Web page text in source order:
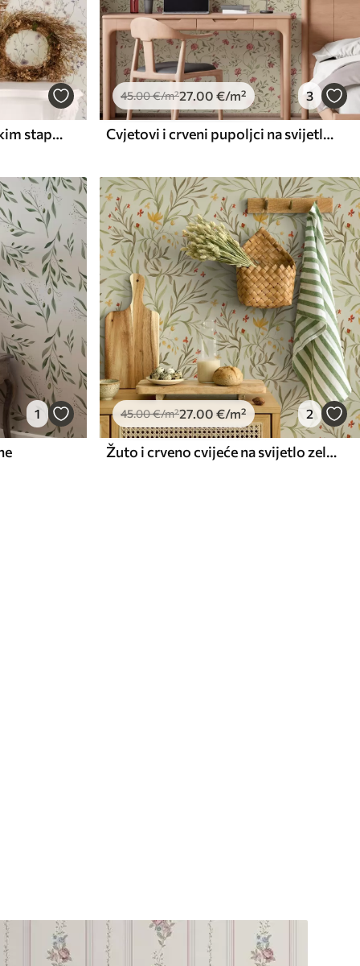
Malo poljsko cvijeće s tankim stapkama na svijetloj pozadini
45.00€/m²27.00 €/m² 3
Cvjetovi i crveni pupoljci na svijetloj pozadini
1 45.00€/m²27.00 €/m² 2
Žuto i crveno cvijeće na svijetlo zelenkastoj pozadini